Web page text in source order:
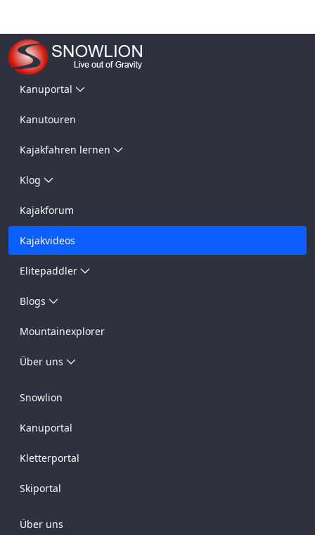
Kanuportal
Kanutouren
Kajakfahren lernen
Klog
Kajakforum
Kajakvideos
Elitepaddler
Blogs
Mountainexplorer
Über uns
Snowlion
Kanuportal
Kletterportal
Skiportal
Über uns